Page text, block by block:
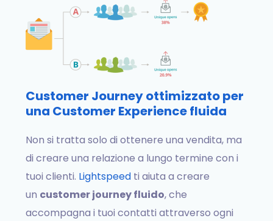
Customer Journey ottimizzato per
una Customer Experience fluida
Non si tratta solo di ottenere una vendita, ma
di creare una relazione a lungo termine con i
tuoi clienti. Lightspeed ti aiuta a creare
un customer journey fluido, che
accompagna i tuoi contatti attraverso ogni